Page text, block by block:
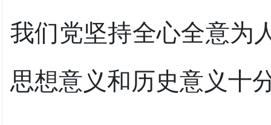
我们党坚持全心全意为
思想意义和历史意义十